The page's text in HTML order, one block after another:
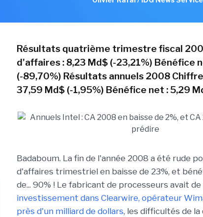
Résultats quatrième trimestre fiscal
d'affaires : 8,23 Md$ (-23,21%) Bénéfice
(-89,70%) Résultats annuels 2008
37,59 Md$ (-1,95%) Bénéfice net : 5,29
Badaboum. La fin de l'année 2008 a été rude
d'affaires trimestriel en baisse de 23%, et
de... 90% ! Le fabricant de processeurs avait
investissement dans Clearwire, opérateur
près d'un milliard de dollars, les difficultés de